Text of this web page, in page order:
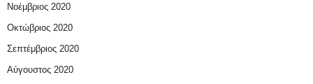
Νοέμβριος 2020
Οκτώβριος 2020
Σεπτέμβριος 2020
Αύγουστος 2020